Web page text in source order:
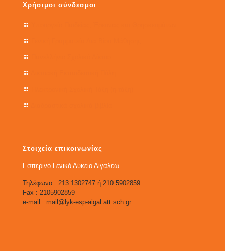
Χρήσιμοι σύνδεσμοι
Στοιχεία επικοινωνίας
Εσπερινό Γενικό Λύκειο Αιγάλεω
Τηλέφωνο : 213 1302747 ή 210 5902859
Fax : 2105902859
e-mail : mail@lyk-esp-aigal.att.sch.gr